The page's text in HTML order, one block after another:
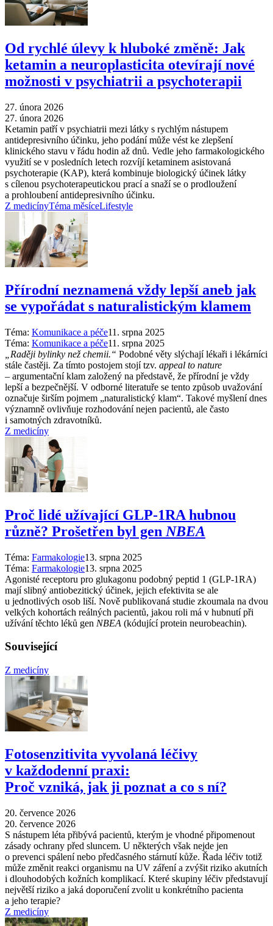
Od rychlé úlevy k hluboké změně: Jak
ketamin a neuroplasticita otevírají nové
možnosti v psychiatrii a psychoterapii
27. února 2026
27. února 2026
Ketamin patří v psychiatrii mezi látky s rychlým nástupem
antidepresivního účinku, jeho podání může vést ke zlepšení
klinického stavu v řádu hodin až dnů. Vedle jeho farmakologického
využití se v posledních letech rozvíjí ketaminem asistovaná
psychoterapie (KAP), která kombinuje biologický účinek látky
s cílenou psychoterapeutickou prací a snaží se o prodloužení
a prohloubení antidepresivního účinku.
Z medicínyTéma měsíceLifestyle
Přírodní neznamená vždy lepší aneb jak
se vypořádat s naturalistickým klamem
Téma: Komunikace a péče11. srpna 2025
Téma: Komunikace a péče11. srpna 2025
„Raději bylinky než chemii.“ Podobné věty slýchají lékaři i lékárníci
stále častěji. Za tímto postojem stojí tzv. appeal to nature
–⁠ argumentační klam založený na představě, že přírodní je vždy
lepší a bezpečnější. V odborné literatuře se tento způsob uvažování
označuje širším pojmem „naturalistický klam“. Takové myšlení dnes
významně ovlivňuje rozhodování nejen pacientů, ale často
i samotných zdravotníků.
Z medicíny
Proč lidé užívající GLP-1RA hubnou
různě? Prošetřen byl gen NBEA
Téma: Farmakologie13. srpna 2025
Téma: Farmakologie13. srpna 2025
Agonisté receptoru pro glukagonu podobný peptid 1 (GLP-1RA)
mají slibný antiobezitický účinek, jejich efektivita se ale
u jednotlivých osob liší. Nově publikovaná studie zkoumala na dvou
velkých kohortách reálných pacientů, jakou roli má v hubnutí při
užívání těchto léků gen NBEA (kódující protein neurobeachin).
Související
Z medicíny
Fotosenzitivita vyvolaná léčivy
v každodenní praxi:
Proč vzniká, jak ji poznat a co s ní?
20. července 2026
20. července 2026
S nástupem léta přibývá pacientů, kterým je vhodné připomenout
zásady ochrany před sluncem. U některých však nejde jen
o prevenci spálení nebo předčasného stárnutí kůže. Řada léčiv totiž
může změnit reakci organismu na UV záření a zvýšit riziko akutních
i dlouhodobých kožních komplikací. Které skupiny léčiv představují
největší riziko a jaká doporučení zvolit u konkrétního pacienta
a jeho terapie?
Z medicíny